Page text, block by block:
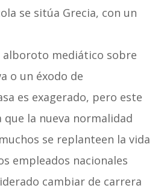
se sitúa Grecia, con un
alboroto mediático sobre
o un éxodo de
es exagerado, pero este
la nueva normalidad
se replanteen la vida
empleados nacionales
cambiar de carrera